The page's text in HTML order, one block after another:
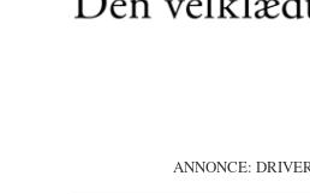
ANNONCE: